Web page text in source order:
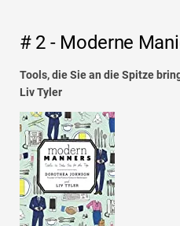
# 2 - Moderne
Tools, die Sie an die Spitze
Liv Tyler